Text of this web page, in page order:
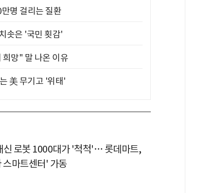
명 걸리는 질환
솟은 '국민 횟감'
망" 말 나온 이유
美 무기고 '위태'
신 로봇 1000대가 '척척'… 롯데마트,
마트센터' 가동